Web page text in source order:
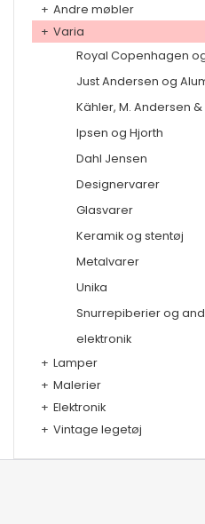
+ Andre møbler
+ Varia
Royal Copenhagen
Just Andersen og
Kähler, M. Andersen &
Ipsen og Hjorth
Dahl Jensen
Designervarer
Glasvarer
Keramik og stentøj
Metalvarer
Unika
Snurrepiberier og
elektronik
+ Lamper
+ Malerier
+ Elektronik
+ Vintage legetøj